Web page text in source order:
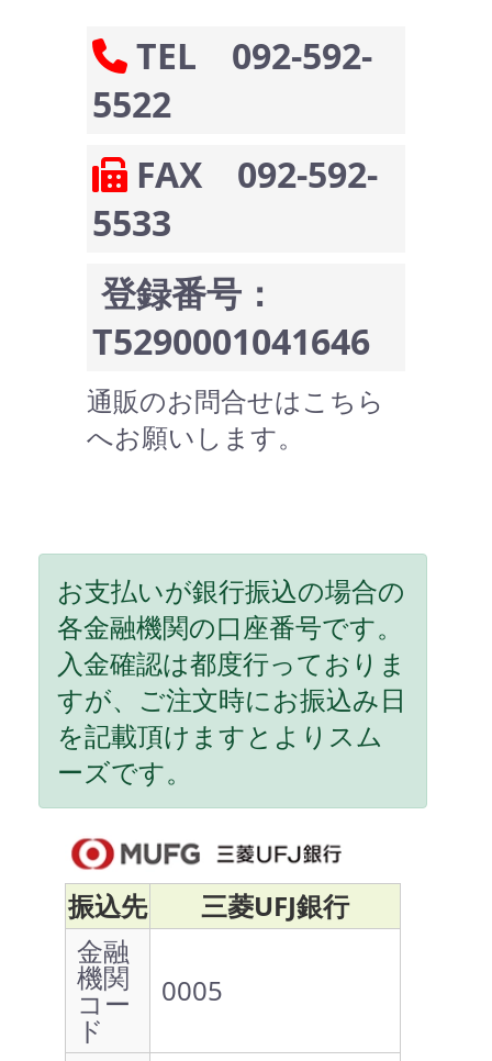
TEL 092-592-
5522
FAX 092-592-
5533
登録番号：
T5290001041646
通販のお問合せはこちら
へお願いします。
お支払いが銀行振込の場合の
各金融機関の口座番号です。
入金確認は都度行っておりま
すが、ご注文時にお振込み日
を記載頂けますとよりスム
ーズです。
振込先
三菱UFJ銀行
金融
機関
コー
ド
0005